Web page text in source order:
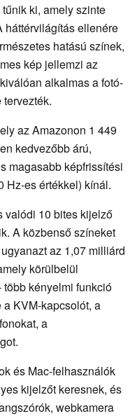
ki, amely szinte
háttérvilágítás ellenére
hatású színek,
kép jellemzi az
alkalmas a fotó-
az Amazonon 1 449
kedvezőbb árú,
magasabb képfrissítési
Hz-es értékkel) kínál.
valódi 10 bites kijelző
A közbenső színeket
az 1,07 milliárd
körülbelül
kényelmi funkció
KVM-kapcsolót, a
a
és Mac-felhasználók
kijelzőt keresnek, és
webkamera